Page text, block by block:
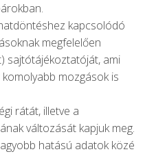
kapcsolódó
megfelelően
sajtótájékoztatóját, ami
mozgások is
rátát, illetve a
változását kapjuk meg.
hatású adatok közé